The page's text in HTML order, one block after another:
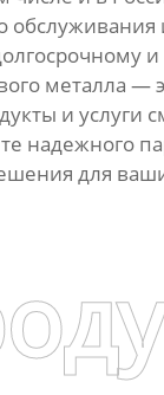
обслуживания
металла —
и услуги
надежного
для